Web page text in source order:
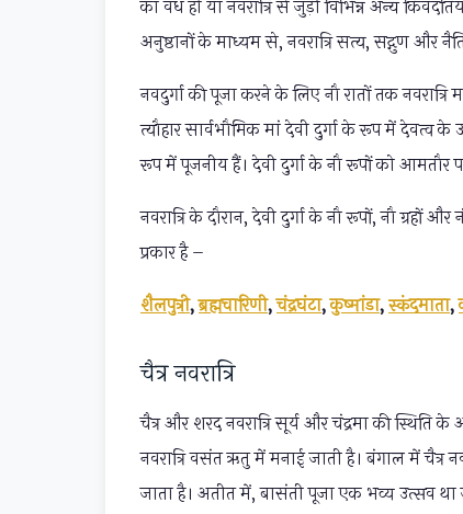
का वध हो या नवरात्रि से जुड़ी विभिन्न अन्य
अनुष्ठानों के माध्यम से, नवरात्रि सत्य, सद्गुण और
नवदुर्गा की पूजा करने के लिए नौ रातों तक नवरात्रि
त्यौहार सार्वभौमिक मां देवी दुर्गा के रूप में
रूप में पूजनीय हैं। देवी दुर्गा के नौ रूपों को आमतौर
नवरात्रि के दौरान, देवी दुर्गा के नौ रूपों, नौ
प्रकार है –
शैलपुत्री,ब्रह्मचारिणी,चंद्रघंटा,कुष्मांडा,स्कंदमाता,
चैत्र नवरात्रि
चैत्र और शरद नवरात्रि सूर्य और चंद्रमा की स्थिति
नवरात्रि वसंत ऋतु में मनाई जाती है। बंगाल में
जाता है। अतीत में, बासंती पूजा एक भव्य उत्सव